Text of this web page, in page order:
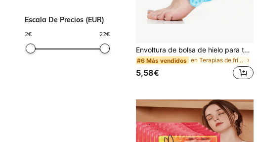
Escala De Precios (EUR)
2€ 22€
Envoltura de bolsa de hielo para tobillo y pie con compresión fría para ejercicio y relajación, bolsa de hielo de gel con perlas, almohadillas para el cuidado del talón y los pies, uso en frío y calor
#6 Más vendidos en Terapias de frío y calor
5,58€